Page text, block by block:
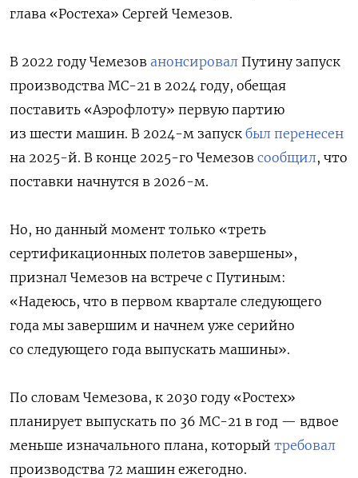
глава «Ростеха» Сергей Чемезов.
В 2022 году Чемезов анонсировал Путину запуск
производства МС-21 в 2024 году, обещая
поставить «Аэрофлоту» первую партию
из шести машин. В 2024-м запуск был перенесен
на 2025-й. В конце 2025-го Чемезов сообщил, что
поставки начнутся в 2026-м.
Но, но данный момент только «треть
сертификационных полетов завершены»,
признал Чемезов на встрече с Путиным:
«Надеюсь, что в первом квартале следующего
года мы завершим и начнем уже серийно
со следующего года выпускать машины».
По словам Чемезова, к 2030 году «Ростех»
планирует выпускать по 36 МС-21 в год — вдвое
меньше изначального плана, который требовал
производства 72 машин ежегодно.